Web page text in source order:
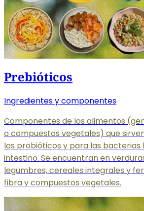
Prebióticos
Ingredientes y componentes
Componentes de los alimentos
o compuestos vegetales) que
los probióticos y para las bacterias
intestino. Se encuentran en
legumbres, cereales integrales y
fibra y compuestos vegetales.